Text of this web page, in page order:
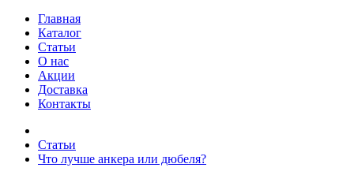
Главная
Каталог
Статьи
О нас
Акции
Доставка
Контакты
Статьи
Что лучше анкера или дюбеля?